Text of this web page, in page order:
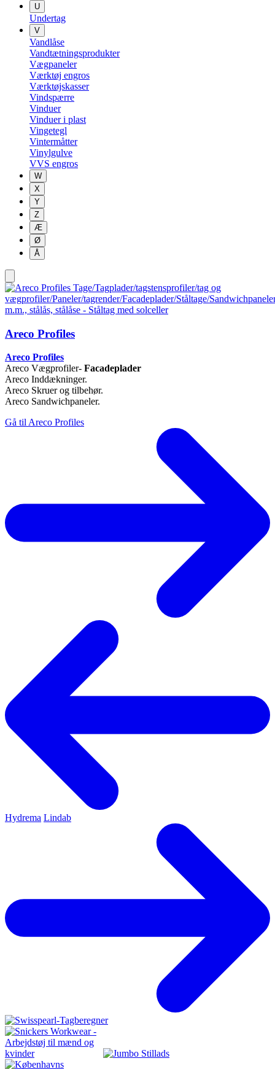
U
Undertag
V
Vandlåse
Vandtætningsprodukter
Vægpaneler
Værktøj engros
Værktøjskasser
Vindspærre
Vinduer
Vinduer i plast
Vingetegl
Vintermåtter
Vinylgulve
VVS engros
W
X
Y
Z
Æ
Ø
Å
Areco Profiles
Areco Profiles
Areco Vægprofiler- Facadeplader
Areco Inddækninger.
Areco Skruer og tilbehør.
Areco Sandwichpaneler.
Gå til Areco Profiles
Hydrema Lindab